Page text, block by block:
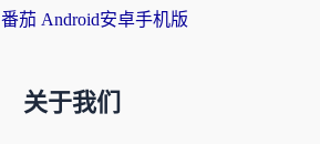
番茄 Android安卓手机版
关于我们